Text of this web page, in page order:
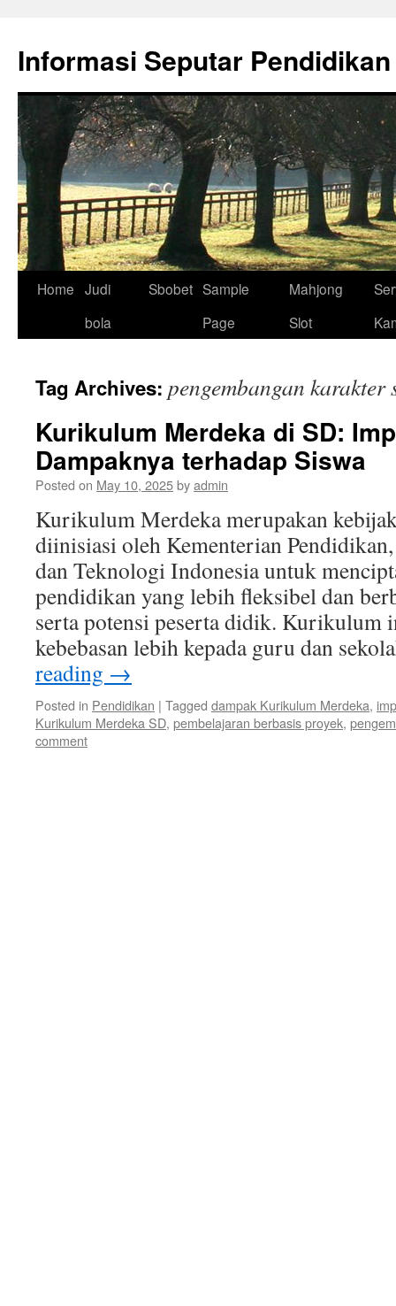
content
Informasi Seputar Pendidikan
Home Judi
bola
Sbobet Sample
Page
Mahjong
Slot
Tag Archives: pengembangan karakter
Kurikulum Merdeka di SD:
Dampaknya terhadap Siswa
Posted on May 10, 2025byadmin
Kurikulum Merdeka merupakan
diinisiasi oleh Kementerian
dan Teknologi Indonesia untuk
pendidikan yang lebih fleksibel dan
serta potensi peserta didik. Kurikulum
kebebasan lebih kepada guru dan
reading →
Posted in Pendidikan | Tagged dampak Kurikulum Merdeka,
Kurikulum Merdeka SD, pembelajaran berbasis proyek,
comment